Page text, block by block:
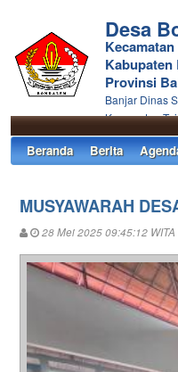
Desa
Kabupaten
Provinsi
Banjar Dinas
Kecamatan
Beranda Berita
MUSYAWARAH
28 Mei 2025 09:45:12 WITA